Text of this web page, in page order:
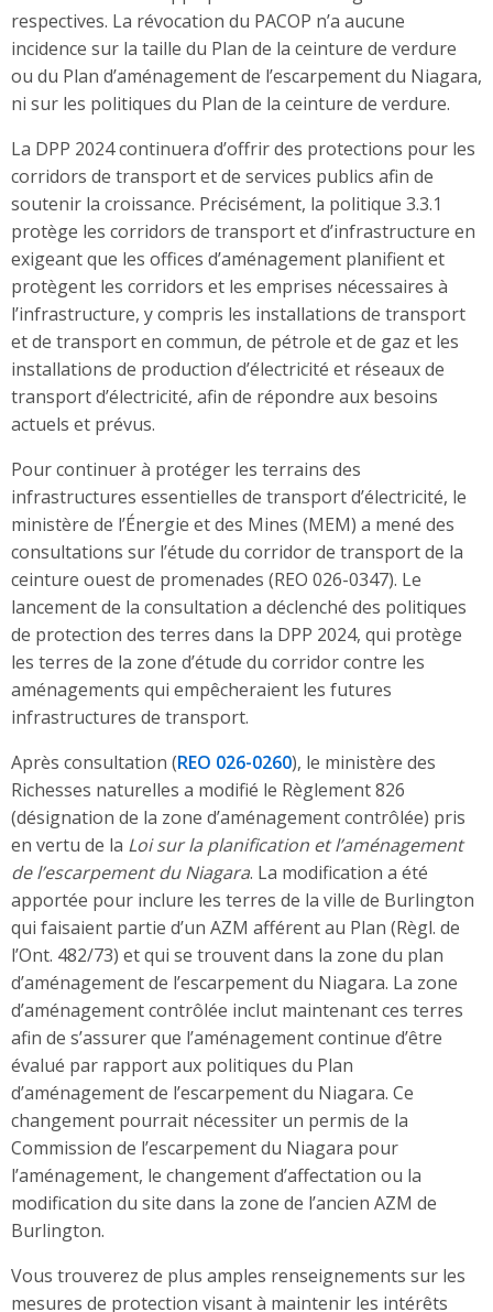
respectives. La révocation du PACOP n’a aucune
incidence sur la taille du Plan de la ceinture de verdure
ou du Plan d’aménagement de l’escarpement du Niagara,
ni sur les politiques du Plan de la ceinture de verdure.
La DPP 2024 continuera d’offrir des protections pour les
corridors de transport et de services publics afin de
soutenir la croissance. Précisément, la politique 3.3.1
protège les corridors de transport et d’infrastructure en
exigeant que les offices d’aménagement planifient et
protègent les corridors et les emprises nécessaires à
l’infrastructure, y compris les installations de transport
et de transport en commun, de pétrole et de gaz et les
installations de production d’électricité et réseaux de
transport d’électricité, afin de répondre aux besoins
actuels et prévus.
Pour continuer à protéger les terrains des
infrastructures essentielles de transport d’électricité, le
ministère de l’Énergie et des Mines (MEM) a mené des
consultations sur l’étude du corridor de transport de la
ceinture ouest de promenades (REO 026-0347). Le
lancement de la consultation a déclenché des politiques
de protection des terres dans la DPP 2024, qui protège
les terres de la zone d’étude du corridor contre les
aménagements qui empêcheraient les futures
infrastructures de transport.
Après consultation (REO 026-0260), le ministère des
Richesses naturelles a modifié le Règlement 826
(désignation de la zone d’aménagement contrôlée) pris
en vertu de la Loi sur la planification et l’aménagement
de l’escarpement du Niagara. La modification a été
apportée pour inclure les terres de la ville de Burlington
qui faisaient partie d’un AZM afférent au Plan (Règl. de
l’Ont. 482/73) et qui se trouvent dans la zone du plan
d’aménagement de l’escarpement du Niagara. La zone
d’aménagement contrôlée inclut maintenant ces terres
afin de s’assurer que l’aménagement continue d’être
évalué par rapport aux politiques du Plan
d’aménagement de l’escarpement du Niagara. Ce
changement pourrait nécessiter un permis de la
Commission de l’escarpement du Niagara pour
l’aménagement, le changement d’affectation ou la
modification du site dans la zone de l’ancien AZM de
Burlington.
Vous trouverez de plus amples renseignements sur les
mesures de protection visant à maintenir les intérêts